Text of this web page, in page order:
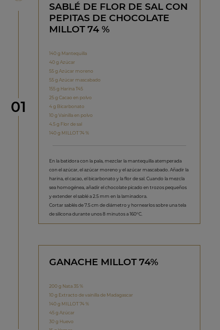
Paso
01
SABLÉ DE FLOR DE SAL CON
PEPITAS DE CHOCOLATE
MILLOT 74 %
140 g Mantequilla
40 g Azúcar
55 g Azúcar moreno
55 g Azúcar mascabado
155 g Harina T45
25 g Cacao en polvo
4 g Bicarbonato
10 g Vainilla en polvo
4.5 g Flor de sal
140 g MILLOT 74 %
En la batidora con la pala, mezclar la mantequilla atemperada
con el azúcar, el azúcar moreno y el azúcar mascabado. Añadir la
harina, el cacao, el bicarbonato y la flor de sal. Cuando la mezcla
sea homogénea, añadir el chocolate picado en trozos pequeños
y extender el sablé a 2.5 mm en la laminadora.
Cortar sablés de 7.5 cm de diámetro y hornearlos sobre una tela
de silicona durante unos 8 minutos a 160°C.
GANACHE MILLOT 74%
200 g Nata 35 %
10 g Extracto de vainilla de Madagascar
140 g MILLOT 74 %
45 g Azúcar
30 g Huevo